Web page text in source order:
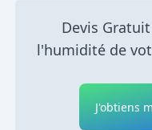
Devis
l'humidité de
J'obtiens